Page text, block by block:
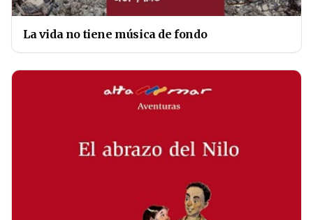
La vida no tiene música de fondo